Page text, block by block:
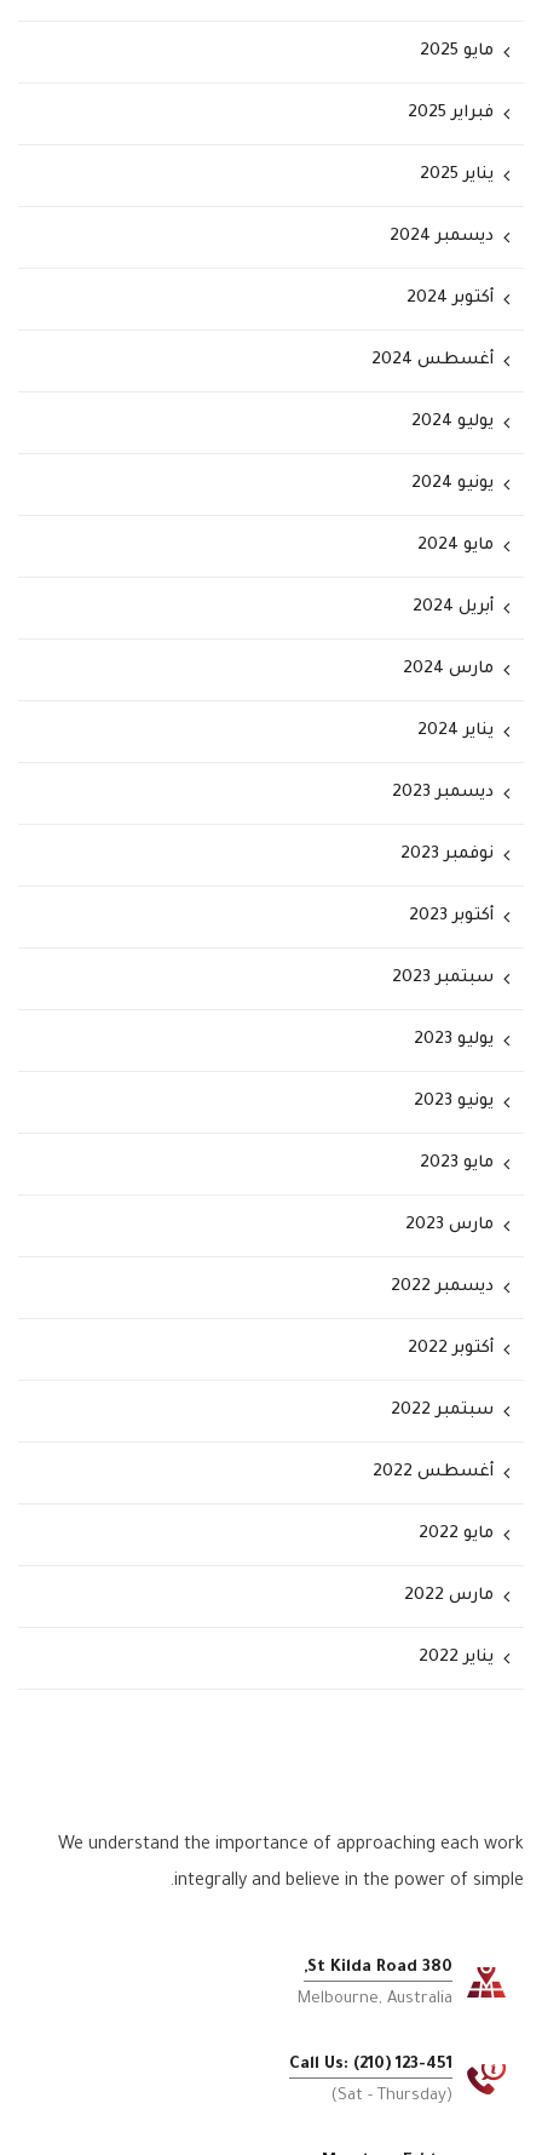
مايو 2025
فبراير 2025
يناير 2025
ديسمبر 2024
أكتوبر 2024
أغسطس 2024
يوليو 2024
يونيو 2024
مايو 2024
أبريل 2024
مارس 2024
يناير 2024
ديسمبر 2023
نوفمبر 2023
أكتوبر 2023
سبتمبر 2023
يوليو 2023
يونيو 2023
مايو 2023
مارس 2023
ديسمبر 2022
أكتوبر 2022
سبتمبر 2022
أغسطس 2022
مايو 2022
مارس 2022
يناير 2022
We understand the importance of approaching each work
integrally and believe in the power of simple.
380 St Kilda Road,
Melbourne, Australia
Call Us: (210) 123-451
(Sat - Thursday)